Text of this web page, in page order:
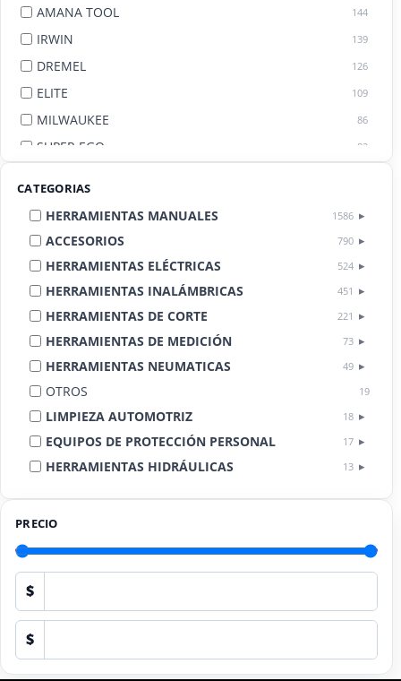
AMANA TOOL 144
IRWIN 139
DREMEL 126
ELITE 109
MILWAUKEE 86
SUPER EGO 82
CATEGORIAS
HERRAMIENTAS MANUALES 1586
ACCESORIOS 790
HERRAMIENTAS ELÉCTRICAS 524
HERRAMIENTAS INALÁMBRICAS 451
HERRAMIENTAS DE CORTE 221
HERRAMIENTAS DE MEDICIÓN 73
HERRAMIENTAS NEUMATICAS 49
OTROS 19
LIMPIEZA AUTOMOTRIZ 18
EQUIPOS DE PROTECCIÓN PERSONAL 17
HERRAMIENTAS HIDRÁULICAS 13
PRECIO
$
$